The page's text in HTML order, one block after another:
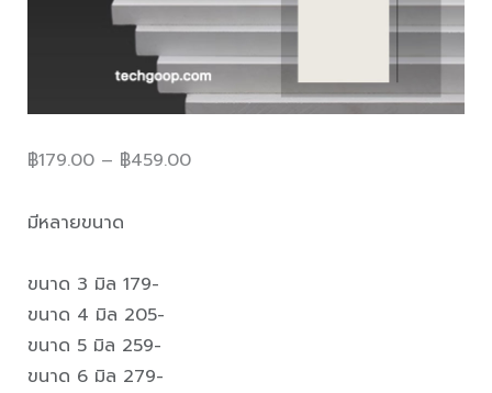
฿179.00 – ฿459.00
มีหลายขนาด
ขนาด 3 มิล 179-
ขนาด 4 มิล 205-
ขนาด 5 มิล 259-
ขนาด 6 มิล 279-